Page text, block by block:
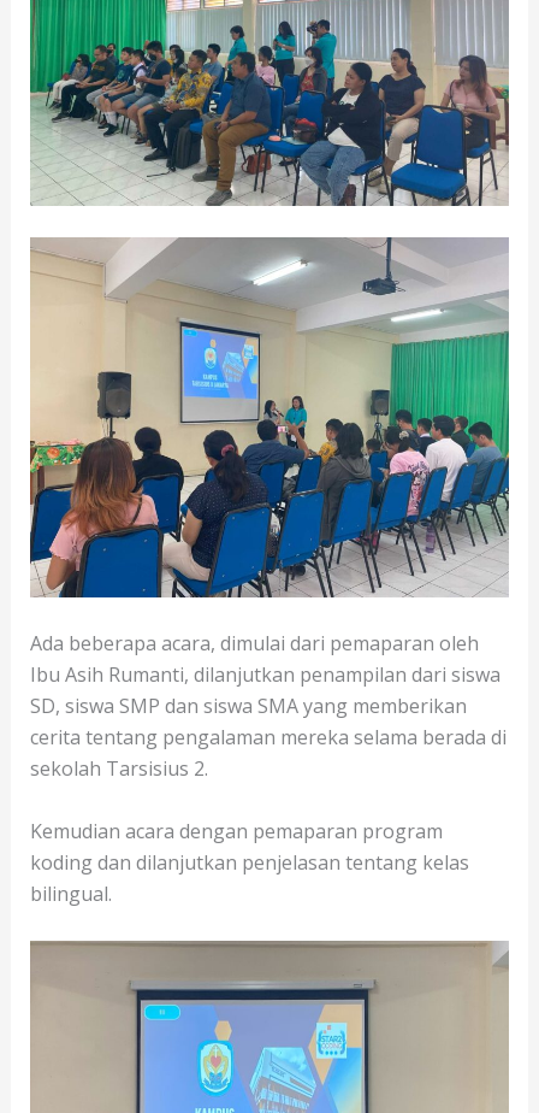
Ada beberapa acara, dimulai dari pemaparan oleh
Ibu Asih Rumanti, dilanjutkan penampilan dari siswa
SD, siswa SMP dan siswa SMA yang memberikan
cerita tentang pengalaman mereka selama berada di
sekolah Tarsisius 2.
Kemudian acara dengan pemaparan program
koding dan dilanjutkan penjelasan tentang kelas
bilingual.